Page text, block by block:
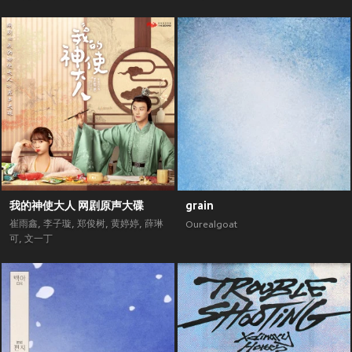
我的神使大人 网剧原声大碟
崔雨鑫, 李子璇, 郑俊树, 黄婷婷, 薛琳
可 , 文一丁
grain
Ourealgoat